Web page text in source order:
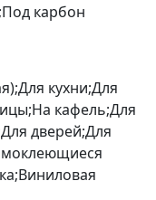
карбон
кухни;Для
кафель;Для
дверей;Для